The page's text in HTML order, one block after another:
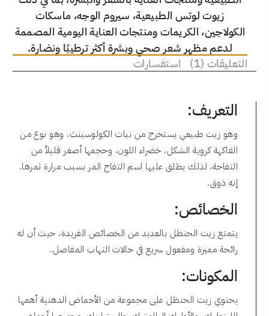
زيوت لوتس الطبيعية، سيروم الوجه، ماسكات
الكولاجين، الكريمات ومنتجات العناية اليومية المصممة
لدعم مظهر شعر صحي وبشرة أكثر ترطيبًا ونضارة.
التعليقات (1)
استفسارات
التعريف:
وهو زيت طبيعي يستخرج من نبات الكولوسينث، وهو نوع من
الفاكهة كروية الشكل، خضراء اللون، وحجمها أصغر قليلاً من
التفاحة، لذلك يطلق عليها اسم التفاح المر بسبب مرارة ثمرها.
إنه ذوق.
الخصائص:
يتمتع زيت الحنظل بالعديد من الخصائص الفريدة، حيث أن له
رائحة مميزة ومفعول سريع في حالات التهاب المفاصل.
المكونات:
يحتوي زيت الحنظل على مجموعة من الأحماض الدهنية أهمها